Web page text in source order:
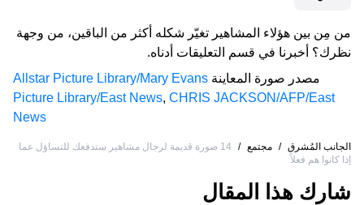
من مِن بين هؤلاء المشاهير تغيّر شكله أكثر من الباقين، من وجهة
نظرك؟ أخبرنا في قسم التعليقات أدناه.
مصدر صورة المعاينة Allstar Picture Library/Mary Evans
Picture Library/East News, CHRIS JACKSON/AFP/East
News
الجانب المُشرق / مجتمع /
14 صورة قديمة لرجال مشاهير ستدفعك للتساؤل عما
إذا كانوا هم فعلاً
شارك هذا المقال